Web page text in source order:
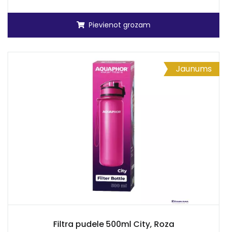
Pievienot grozam
Jaunums
Filtra pudele 500ml City, Roza